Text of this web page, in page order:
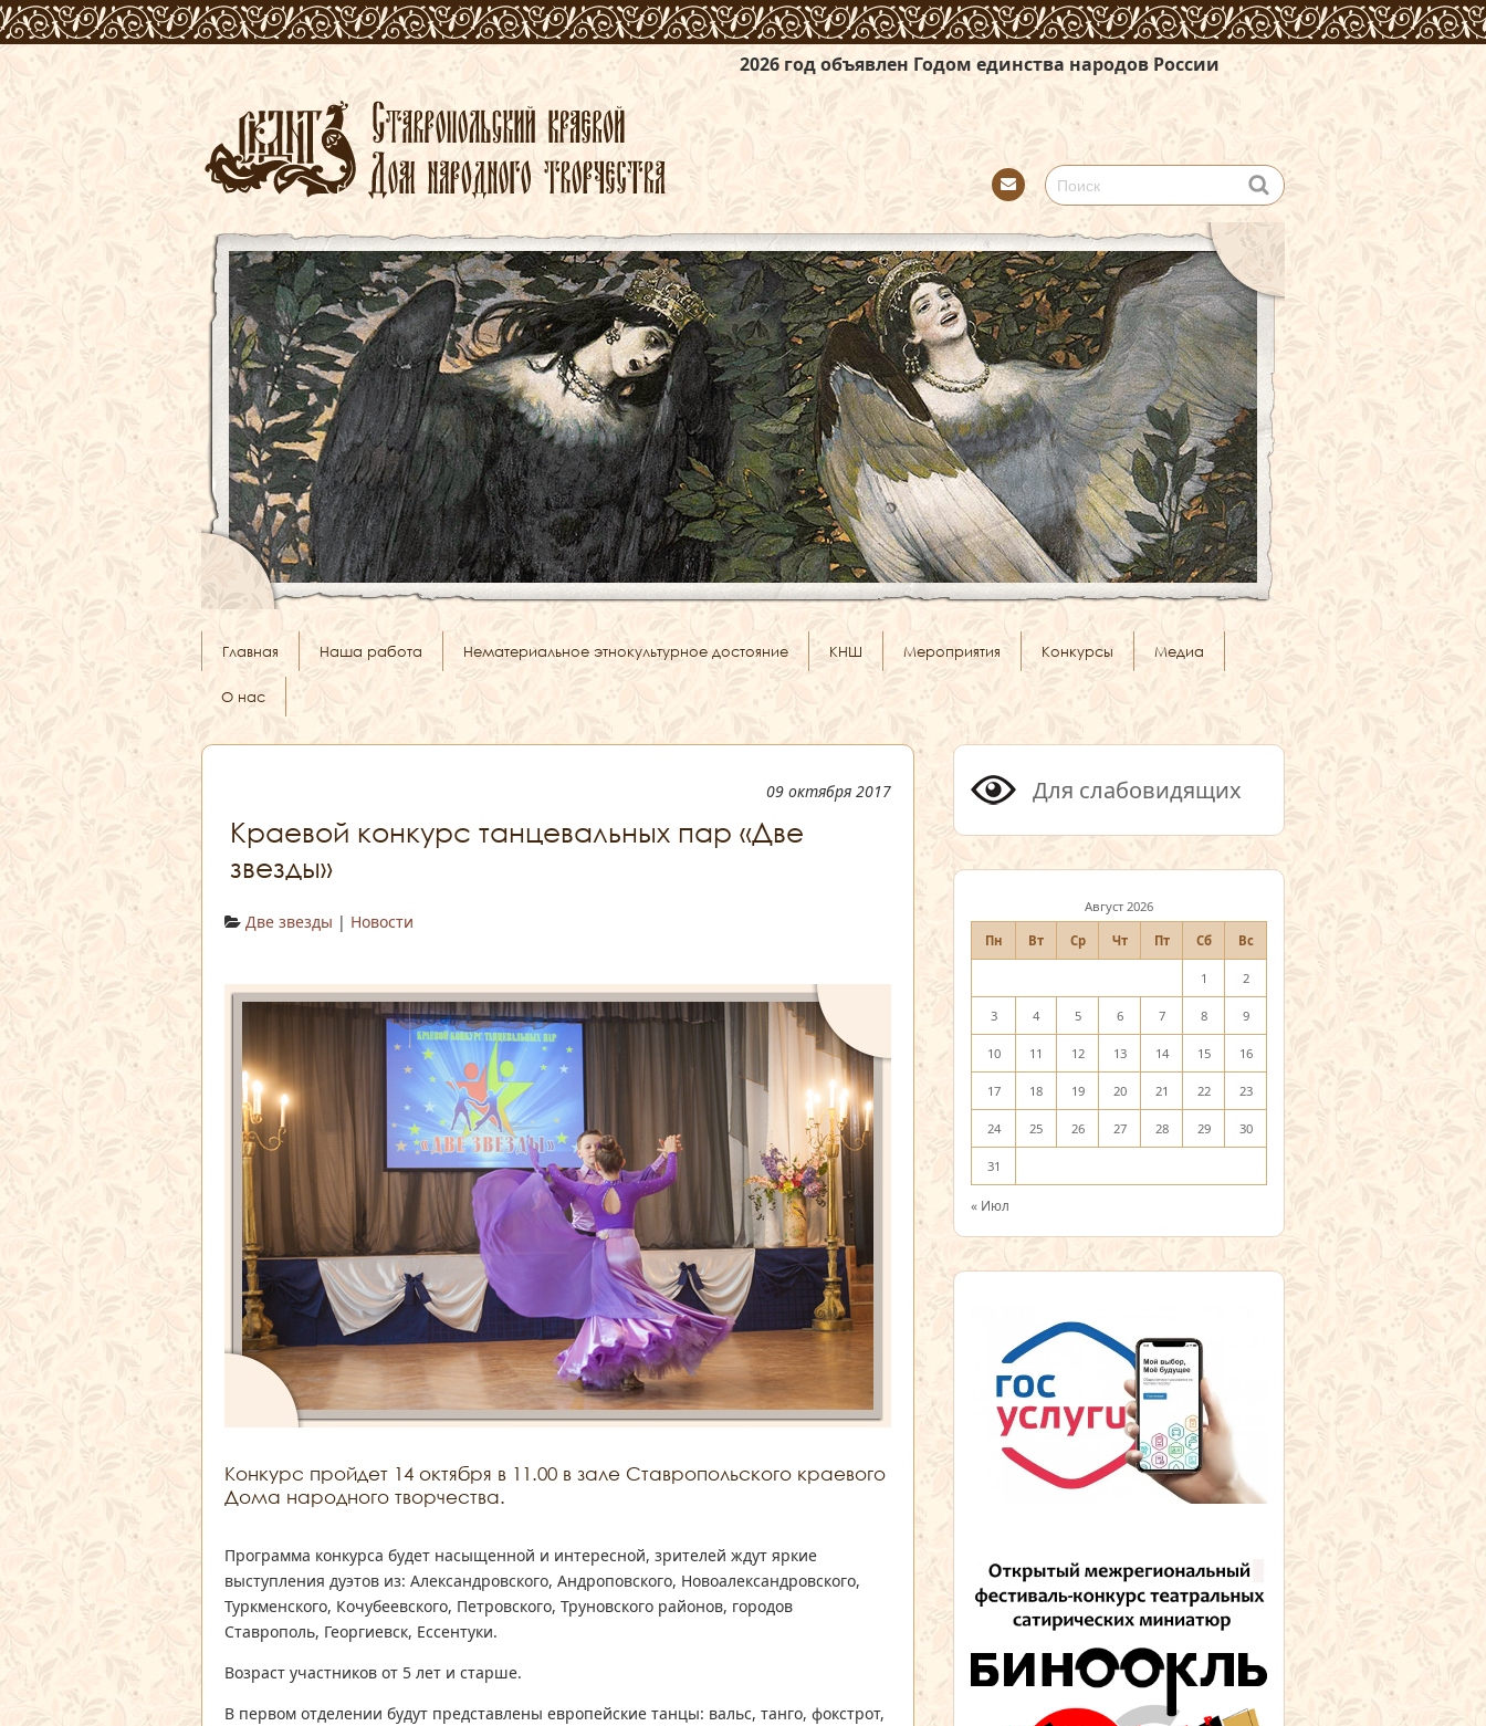
2026 год объявлен Годом единства народов России
tact
Главная Наша работа Нематериальное этнокультурное достояние КНШ Мероприятия Конкурсы Медиа
О нас
09 октября 2017
Краевой конкурс танцевальных пар «Две
звезды»
Две звезды | Новости
Конкурс пройдет 14 октября в 11.00 в зале Ставропольского краевого
Дома народного творчества.
Программа конкурса будет насыщенной и интересной, зрителей ждут яркие
выступления дуэтов из: Александровского, Андроповского, Новоалександровского,
Туркменского, Кочубеевского, Петровского, Труновского районов, городов
Ставрополь, Георгиевск, Ессентуки.
Возраст участников от 5 лет и старше.
В первом отделении будут представлены европейские танцы: вальс, танго, фокстрот,
Для слабовидящих
Август 2026
Пн Вт Ср Чт Пт Сб Вс
1 2
3 4 5 6 7 8 9
10 11 12 13 14 15 16
17 18 19 20 21 22 23
24 25 26 27 28 29 30
31
« Июл